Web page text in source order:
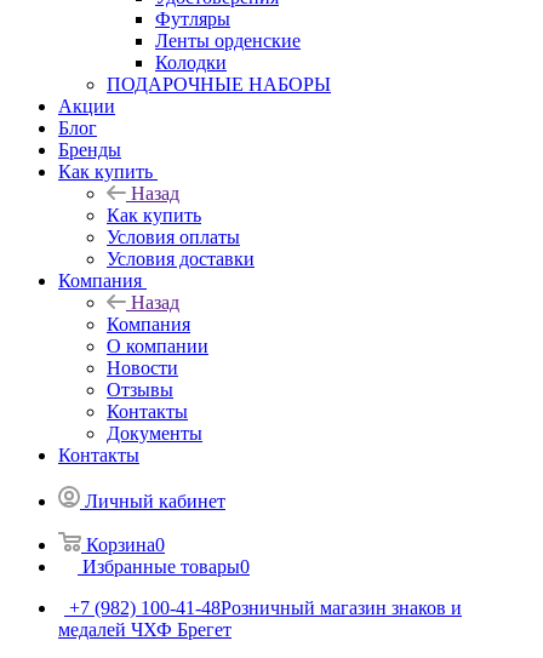
Футляры
Ленты орденские
Колодки
ПОДАРОЧНЫЕ НАБОРЫ
Акции
Блог
Бренды
Как купить
Назад
Как купить
Условия оплаты
Условия доставки
Компания
Назад
Компания
О компании
Новости
Отзывы
Контакты
Документы
Контакты
Личный кабинет
Корзина0
Избранные товары0
+7 (982) 100-41-48Розничный магазин знаков и
медалей ЧХФ Брегет